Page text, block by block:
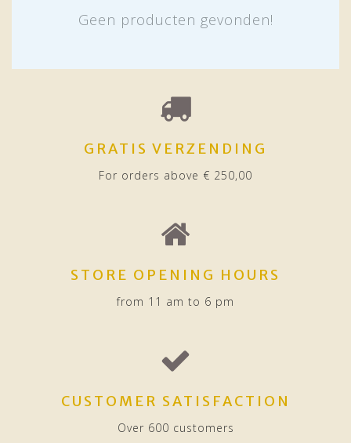
Geen producten gevonden!
GRATIS VERZENDING
For orders above € 250,00
STORE OPENING HOURS
from 11 am to 6 pm
CUSTOMER SATISFACTION
Over 600 customers